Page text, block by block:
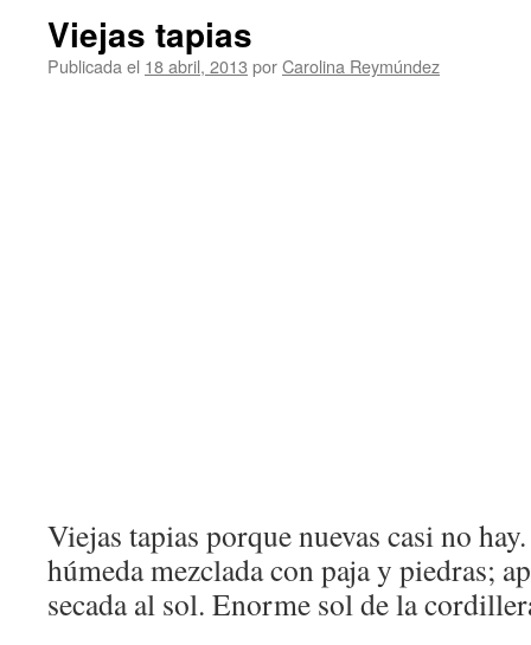
Viejas tapias
Publicada el 18 abril, 2013 porCarolina Reymúndez
Viejas tapias porque nuevas casi no
húmeda mezclada con paja y piedras;
secada al sol. Enorme sol de la